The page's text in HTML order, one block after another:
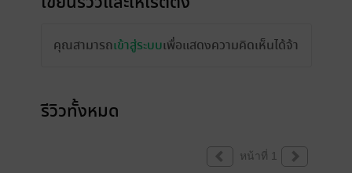
คุณสามารถเข้าสู่ระบบเพื่อแสดงความคิดเห็นได้จ้า
รีวิวทั้งหมด
หน้าที่ 1